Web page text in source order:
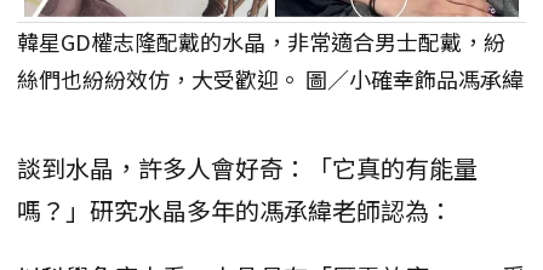
韓星GD權志隆配戴的水晶，非常適合男士配戴，紛
絲們也紛紛效仿，大受歡迎。 圖／小確幸飾品馮承緯
談到水晶，許多人會好奇：「它真的有能量
嗎？」研究水晶多年的馮承緯老師認為：